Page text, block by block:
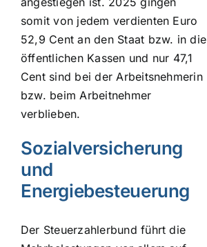
somit von jedem verdienten Euro
52,9 Cent an den Staat bzw. in die
öffentlichen Kassen und nur 47,1
Cent sind bei der Arbeitsnehmerin
bzw. beim Arbeitnehmer
verblieben.
Sozialversicherung
und
Energiebesteuerung
Der Steuerzahlerbund führt die